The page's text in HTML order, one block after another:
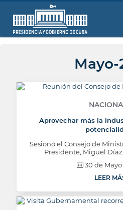
Mayo-
Aprovechar más la
Sesionó el Consejo de
Presidente, Miguel
30 de Mayo
LEER